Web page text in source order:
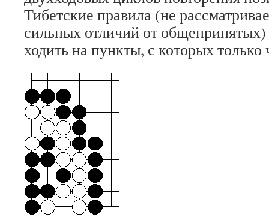
Тибетские правила (не
сильных отличий от
ходить на пункты, с которых